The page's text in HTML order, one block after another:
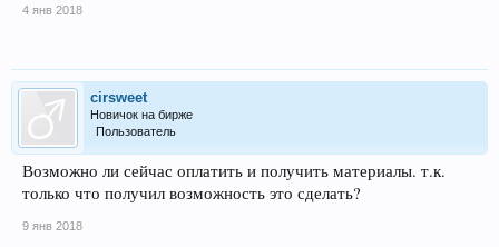
4 янв 2018
cirsweet
Новичок на бирже
Пользователь
Возможно ли сейчас оплатить и получить материалы. т.к.
только что получил возможность это сделать?
9 янв 2018